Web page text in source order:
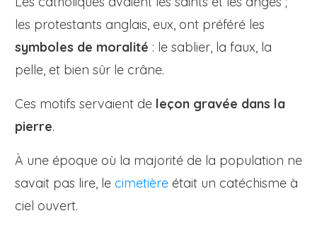
les protestants anglais, eux, ont préféré les
symboles de moralité : le sablier, la faux, la
pelle, et bien sûr le crâne.
Ces motifs servaient de leçon gravée dans la
pierre.
À une époque où la majorité de la population ne
savait pas lire, le cimetière était un catéchisme à
ciel ouvert.